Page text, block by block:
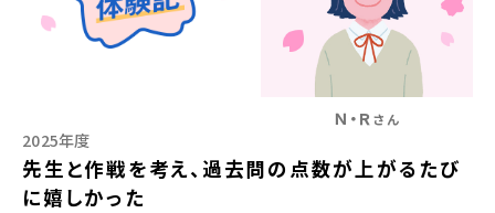
Ｎ・Ｒ さん
2025年度
先生と作戦を考え、過去問の点数が上がるたび
に嬉しかった